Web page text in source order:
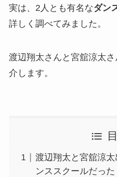
実は、2人とも有名なダン
詳しく調べてみました。
渡辺翔太さんと宮舘涼太さ
介します。
渡辺翔太と宮舘涼
ンススクールだった